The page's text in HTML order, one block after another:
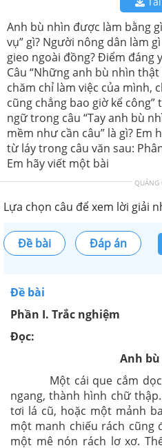
Anh bù nhìn được làm bằng
vụ” gì? Người nông dân làm
gieo ngoài đồng? Điểm đáng
Câu “Những anh bù nhìn
chăm chỉ làm việc của mình,
cũng chẳng bao giờ kể công”
ngữ trong câu “Tay anh bù
mềm như cần câu” là gì?
từ láy trong câu văn sau:
Em hãy viết một bài
QUẢNG
Lựa chọn câu để xem lời giải
Đề bài Đáp án
Đề bài
Phần I. Trắc nghiệm
Đọc:
Anh
Một cái que cắm dọc,
ngang, thành hình chữ
tơi lá cũ, hoặc một mảnh
một manh chiếu rách cũng
một mê nón rách lơ xơ.